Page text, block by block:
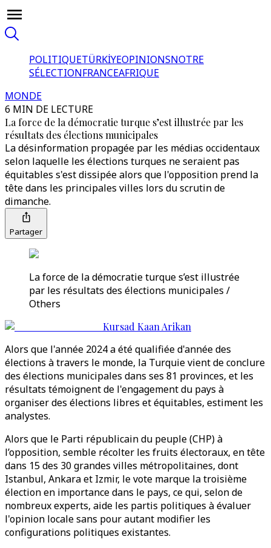
POLITIQUETÜRKİYEOPINIONSNOTRE
SÉLECTIONFRANCEAFRIQUE
MONDE
6 MIN DE LECTURE
La force de la démocratie turque s’est illustrée par les
résultats des élections municipales
La désinformation propagée par les médias occidentaux
selon laquelle les élections turques ne seraient pas
équitables s'est dissipée alors que l'opposition prend la
tête dans les principales villes lors du scrutin de
dimanche.
Partager
La force de la démocratie turque s’est illustrée
par les résultats des élections municipales /
Others
Kursad Kaan Arikan
Alors que l'année 2024 a été qualifiée d'année des
élections à travers le monde, la Turquie vient de conclure
des élections municipales dans ses 81 provinces, et les
résultats témoignent de l'engagement du pays à
organiser des élections libres et équitables, estiment les
analystes.
Alors que le Parti républicain du peuple (CHP) à
l’opposition, semble récolter les fruits électoraux, en tête
dans 15 des 30 grandes villes métropolitaines, dont
Istanbul, Ankara et Izmir, le vote marque la troisième
élection en importance dans le pays, ce qui, selon de
nombreux experts, aide les partis politiques à évaluer
l'opinion locale sans pour autant modifier les
configurations politiques existantes.